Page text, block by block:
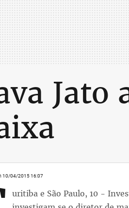
Jato
10/04/2015 16:07
uritiba e São Paulo, 10 -